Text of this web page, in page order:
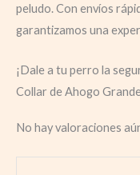
peludo. Con envíos
garantizamos una
¡Dale a tu perro la
Collar de Ahogo
No hay valoraciones